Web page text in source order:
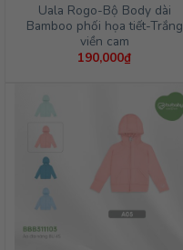
Uala Rogo-Bộ Body dài
Bamboo phối họa tiết-Trắng
viền cam
190,000₫